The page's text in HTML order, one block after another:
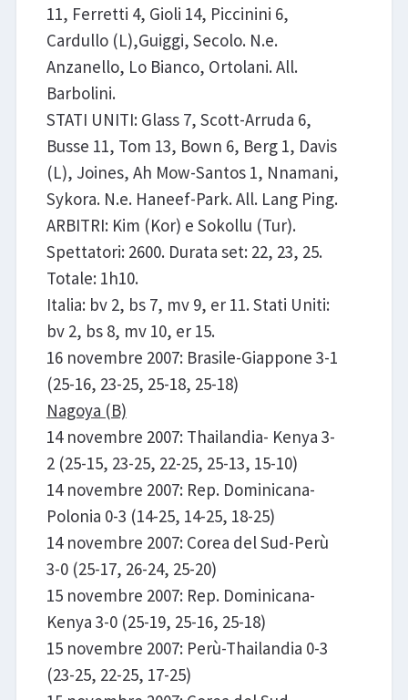
11, Ferretti 4, Gioli 14, Piccinini 6,
Cardullo (L),Guiggi, Secolo. N.e.
Anzanello, Lo Bianco, Ortolani. All.
Barbolini.
STATI UNITI: Glass 7, Scott-Arruda 6,
Busse 11, Tom 13, Bown 6, Berg 1, Davis
(L), Joines, Ah Mow-Santos 1, Nnamani,
Sykora. N.e. Haneef-Park. All. Lang Ping.
ARBITRI: Kim (Kor) e Sokollu (Tur).
Spettatori: 2600. Durata set: 22, 23, 25.
Totale: 1h10.
Italia: bv 2, bs 7, mv 9, er 11. Stati Uniti:
bv 2, bs 8, mv 10, er 15.
16 novembre 2007: Brasile-Giappone 3-1
(25-16, 23-25, 25-18, 25-18)
Nagoya (B)
14 novembre 2007: Thailandia- Kenya 3-
2 (25-15, 23-25, 22-25, 25-13, 15-10)
14 novembre 2007: Rep. Dominicana-
Polonia 0-3 (14-25, 14-25, 18-25)
14 novembre 2007: Corea del Sud-Perù
3-0 (25-17, 26-24, 25-20)
15 novembre 2007: Rep. Dominicana-
Kenya 3-0 (25-19, 25-16, 25-18)
15 novembre 2007: Perù-Thailandia 0-3
(23-25, 22-25, 17-25)